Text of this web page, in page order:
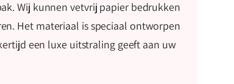
Wij kunnen vetvrij papier bedrukken
Het materiaal is speciaal ontworpen
een luxe uitstraling geeft aan uw